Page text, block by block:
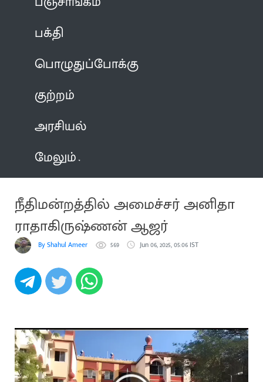
பக்தி
பொழுதுப்போக்கு
குற்றம்
அரசியல்
மேலும்
நீதிமன்றத்தில் அமைச்சர் அனிதா
ராதாகிருஷ்ணன் ஆஜர்
By Shahul Ameer 569 Jun 06, 2025, 05:06 IST